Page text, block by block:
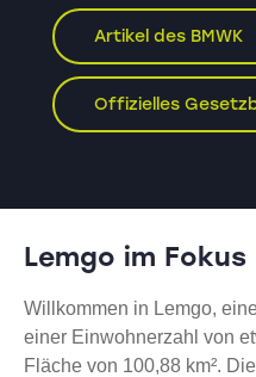
Artikel des BMWK
Offizielles
Lemgo im Fokus
Willkommen in Lemgo,
einer Einwohnerzahl von
Fläche von 100,88 km².